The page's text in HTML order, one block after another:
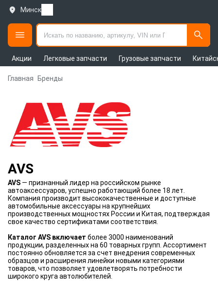
Минск
Акции Легковые запчасти Грузовые запчасти
Главная Бренды
AVS
AVS — признанный лидер на российском рынке
автоаксессуаров, успешно работающий более 18 лет.
Компания производит высококачественные и доступные
автомобильные аксессуары на крупнейших
производственных мощностях России и Китая, подтверждая
свое качество сертификатами соответствия.
Каталог AVS включает более 3000 наименований
продукции, разделенных на 60 товарных групп. Ассортимент
постоянно обновляется за счет внедрения современных
образцов и расширения линейки новыми категориями
товаров, что позволяет удовлетворять потребности
широкого круга автолюбителей.